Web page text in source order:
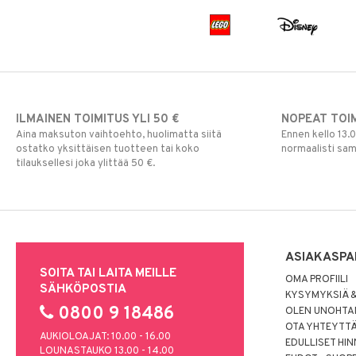
ILMAINEN TOIMITUS YLI 50 €
Aina maksuton vaihtoehto, huolimatta siitä
ostatko yksittäisen tuotteen tai koko
tilauksellesi joka ylittää 50 €.
NOPEAT
Ennen kello
normaalisti
SOITA TAI LAITA MEILLE
SÄHKÖPOSTIA
0800 9 18486
AUKIOLOAJAT: 10.00 - 16.00
LOUNASTAUKO 13.00 - 14.00
OMA PROFIILI
KYSYMYKSIÄ
OLEN
OTA
EDULLISET